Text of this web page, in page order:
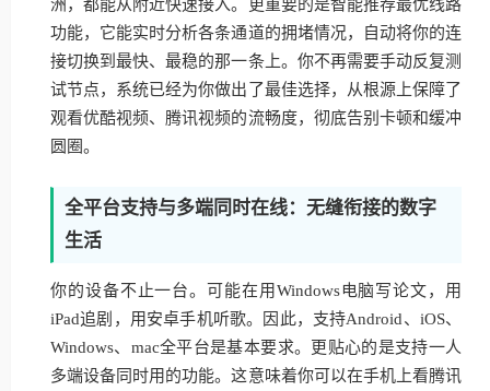
洲，都能从附近快速接入。更重要的是智能推荐最优线路
功能，它能实时分析各条通道的拥堵情况，自动将你的连
接切换到最快、最稳的那一条上。你不再需要手动反复测
试节点，系统已经为你做出了最佳选择，从根源上保障了
观看优酷视频、腾讯视频的流畅度，彻底告别卡顿和缓冲
圆圈。
全平台支持与多端同时在线：无缝衔接的数字
生活
你的设备不止一台。可能在用Windows电脑写论文，用
iPad追剧，用安卓手机听歌。因此，支持Android、iOS、
Windows、mac全平台是基本要求。更贴心的是支持一人
多端设备同时用的功能。这意味着你可以在手机上看腾讯